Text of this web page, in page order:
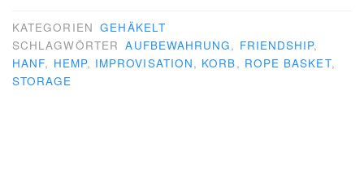
KATEGORIEN GEHÄKELT
SCHLAGWÖRTER AUFBEWAHRUNG, FRIENDSHIP,
HANF, HEMP, IMPROVISATION, KORB, ROPE BASKET,
STORAGE